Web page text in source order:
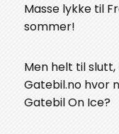
Masse lykke til
sommer!
Men helt til
Gatebil.no hvor
Gatebil On Ice?